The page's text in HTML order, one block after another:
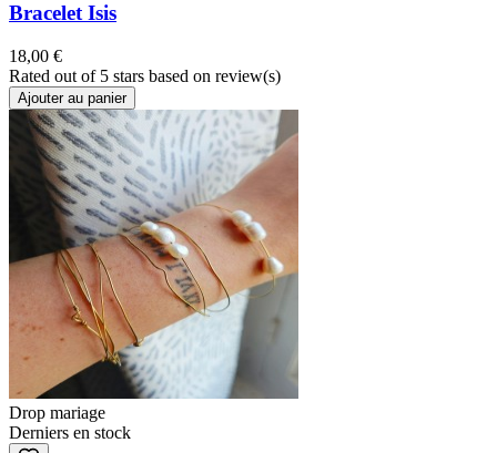
Bracelet Isis
18,00 €
Rated out of 5 stars based on review(s)
Ajouter au panier
Drop mariage
Derniers en stock